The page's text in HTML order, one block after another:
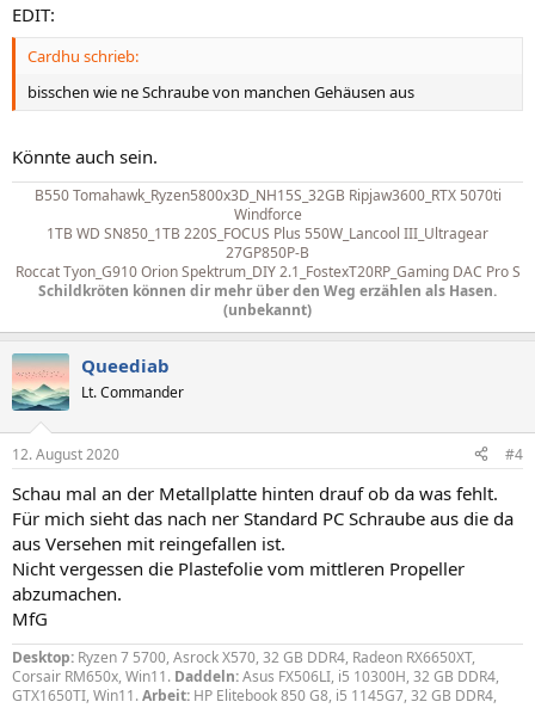
EDIT:
Cardhu schrieb:
bisschen wie ne Schraube von manchen Gehäusen aus
Könnte auch sein.
B550 Tomahawk_Ryzen5800x3D_NH15S_32GB Ripjaw3600_RTX 5070ti
Windforce
1TB WD SN850_1TB 220S_FOCUS Plus 550W_Lancool III_ Ultragear
27GP850P-B
Roccat Tyon_G910 Orion Spektrum_DIY 2.1_FostexT20RP_Gaming DAC Pro S
Schildkröten können dir mehr über den Weg erzählen als Hasen.
(unbekannt)
Queediab
Lt. Commander
12. August 2020 #4
Schau mal an der Metallplatte hinten drauf ob da was fehlt.
Für mich sieht das nach ner Standard PC Schraube aus die da
aus Versehen mit reingefallen ist.
Nicht vergessen die Plastefolie vom mittleren Propeller
abzumachen.
MfG
Desktop: Ryzen 7 5700, Asrock X570, 32 GB DDR4, Radeon RX6650XT,
Corsair RM650x, Win11. Daddeln:Asus FX506LI, i5 10300H, 32 GB DDR4,
GTX1650TI, Win11.Arbeit: HP Elitebook 850 G8, i5 1145G7, 32 GB DDR4,